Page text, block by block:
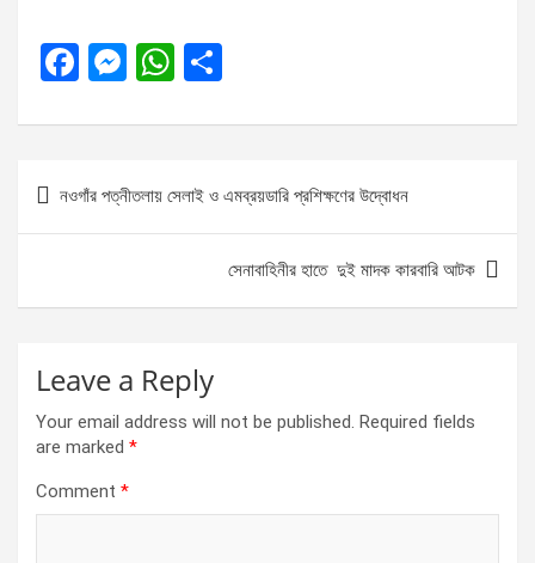
F
ce
b
o
M
se
n
g
W
at
A
ar
Post
navigation
নওগাঁর পত্নীতলায় সেলাই ও এমব্রয়ডারি প্রশিক্ষণের উদ্বোধন
সেনাবাহিনীর হাতে দুই মাদক কারবারি আটক
Leave a Reply
Your email address will not be published. Required fields
are marked *
Comment *